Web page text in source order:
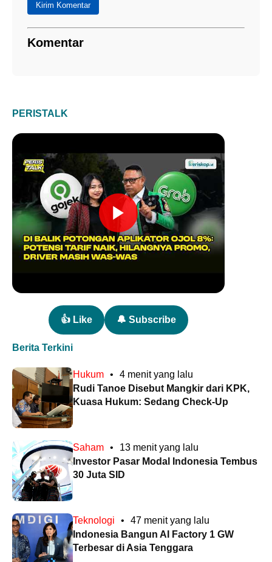
Kirim Komentar
Komentar
PERISTALK
👍 Like 🔔 Subscribe
Berita Terkini
Hukum •
4 menit yang lalu
Rudi Tanoe Disebut Mangkir dari KPK,
Kuasa Hukum: Sedang Check-Up
Saham •
13 menit yang lalu
Investor Pasar Modal Indonesia Tembus
30 Juta SID
Teknologi •
47 menit yang lalu
Indonesia Bangun AI Factory 1 GW
Terbesar di Asia Tenggara